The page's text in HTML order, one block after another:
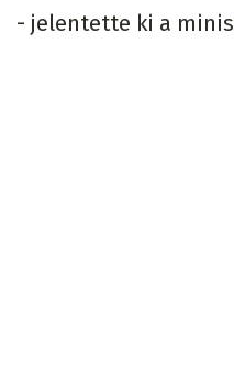
- jelentette ki a